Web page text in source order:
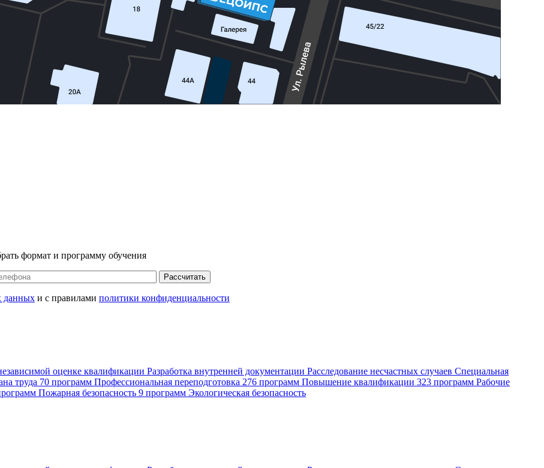
формат и программу обучения
Рассчитать
данных и с правилами политики конфиденциальности
оценке квалификации Разработка внутренней документации Расследование несчастных случаев Специальная
труда 70 программ Профессиональная переподготовка 276 программ Повышение квалификации 323 программ Рабочие
Пожарная безопасность 9 программ Экологическая безопасность